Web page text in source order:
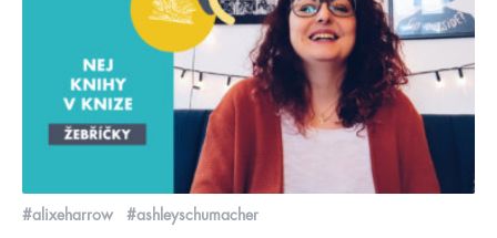
#alixeharrow #ashleyschumacher